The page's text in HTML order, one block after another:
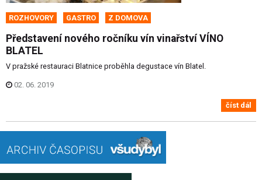
ROZHOVORY GASTRO Z DOMOVA
Představení nového ročníku vín vinařství VÍNO
BLATEL
V pražské restauraci Blatnice proběhla degustace vín Blatel.
02. 06. 2019
číst dál